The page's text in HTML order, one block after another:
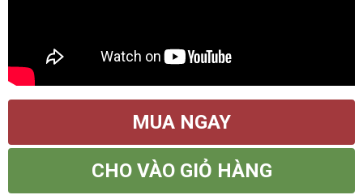
MUA NGAY
CHO VÀO GIỎ HÀNG